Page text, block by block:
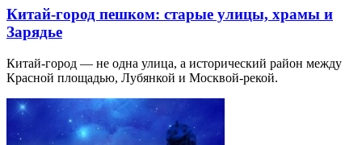
Китай-город пешком: старые улицы, храмы и
Зарядье
Китай-город — не одна улица, а исторический район между
Красной площадью, Лубянкой и Москвой-рекой.